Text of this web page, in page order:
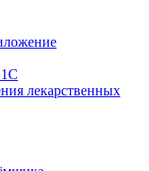
лекарственных